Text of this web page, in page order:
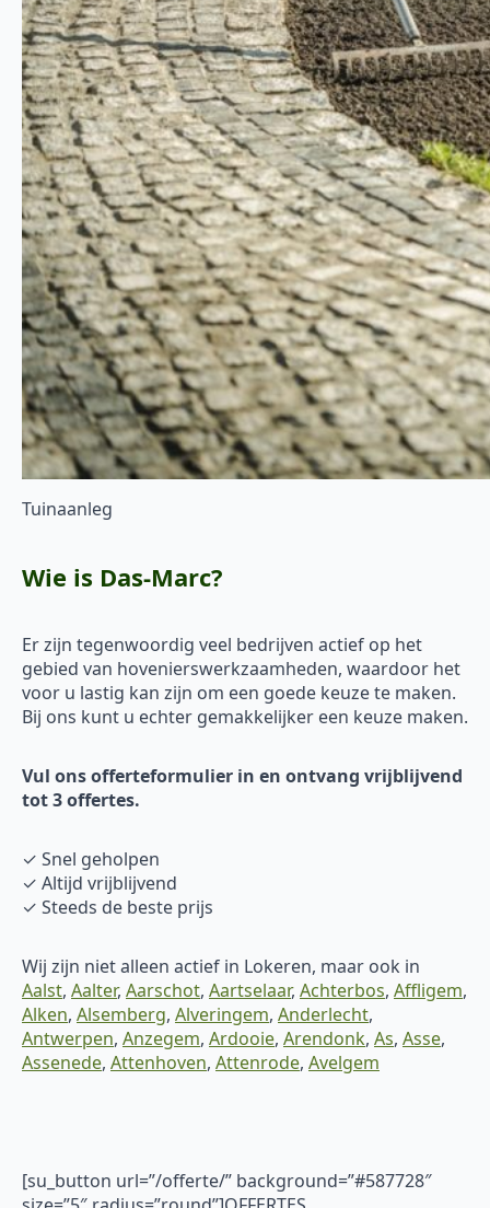
Tuinaanleg
Wie is Das-Marc?
Er zijn tegenwoordig veel bedrijven actief op het
gebied van hovenierswerkzaamheden, waardoor het
voor u lastig kan zijn om een goede keuze te maken.
Bij ons kunt u echter gemakkelijker een keuze maken.
Vul ons offerteformulier in en ontvang vrijblijvend
tot 3 offertes.
✓ Snel geholpen
✓ Altijd vrijblijvend
✓ Steeds de beste prijs
Wij zijn niet alleen actief in Lokeren, maar ook in
Aalst, Aalter, Aarschot, Aartselaar, Achterbos, Affligem,
Alken, Alsemberg, Alveringem, Anderlecht,
Antwerpen, Anzegem, Ardooie, Arendonk, As, Asse,
Assenede, Attenhoven, Attenrode, Avelgem
[su_button url=”/offerte/” background=”#587728″